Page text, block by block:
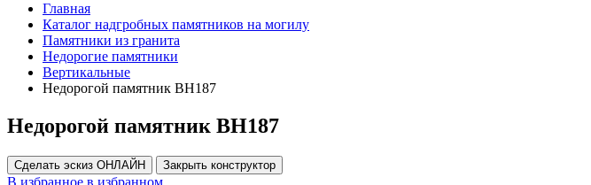
Главная
Каталог надгробных памятников на могилу
Памятники из гранита
Недорогие памятники
Вертикальные
Недорогой памятник ВН187
Недорогой памятник ВН187
Сделать эскиз ОНЛАЙН Закрыть конструктор